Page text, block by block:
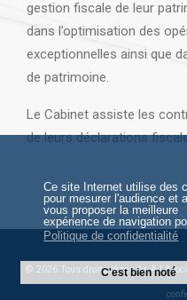
Ce site Internet utilise des
pour mesurer l'audience et
vous proposer la meilleure
expérience de navigation
Politique de confidentialité
C'est bien noté
gestion fiscale de leur
dans l’optimisation des
exceptionnelles ainsi que
de patrimoine.
Le Cabinet assiste les
de leurs déclarations
© 2026 Tous droits réservés AJ